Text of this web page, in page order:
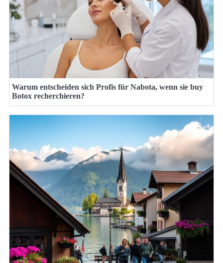
Warum entscheiden sich Profis für Nabota, wenn sie buy
Botox recherchieren?